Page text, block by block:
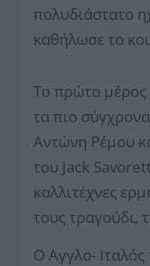
πολυδιάστατο
καθήλωσε το
Το πρώτο μέρος
τα πιο
Αντώνη Ρέμου
του Jack
καλλιτέχνες
τους τραγούδι,
Ο Αγγλο-